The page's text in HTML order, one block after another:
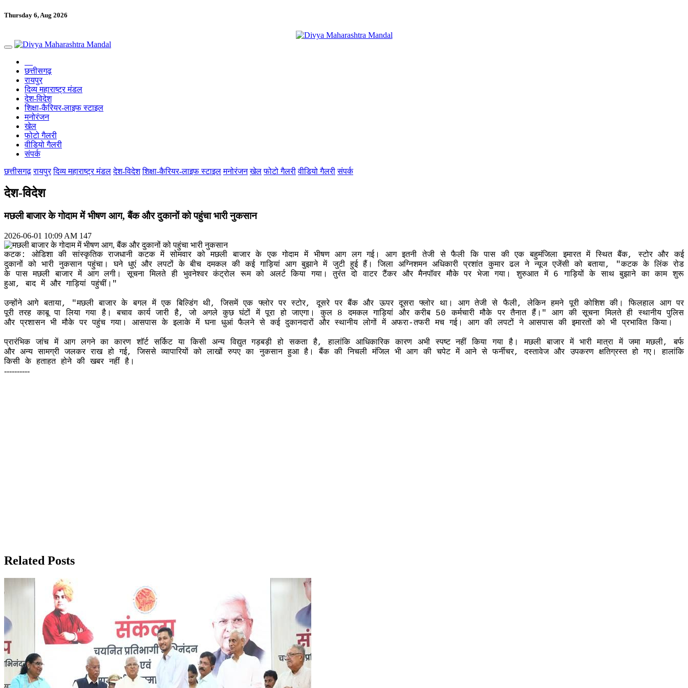
Thursday 6, Aug 2026
छत्तीसगढ़
रायपुर
दिव्य महाराष्ट्र मंडल
देश-विदेश
शिक्षा-कैरियर-लाइफ स्टाइल
मनोरंजन
खेल
फोटो गैलरी
वीडियो गैलरी
संपर्क
छत्तीसगढ़ रायपुर दिव्य महाराष्ट्र मंडल देश-विदेश शिक्षा-कैरियर-लाइफ स्टाइल मनोरंजन खेल फोटो गैलरी वीडियो गैलरी संपर्क
देश-विदेश
मछली बाजार के गोदाम में भीषण आग, बैंक और दुकानों को पहुंचा भारी नुकसान
2026-06-01 10:09 AM 147
कटक: ओडिशा की सांस्कृतिक राजधानी कटक में सोमवार को मछली बाजार के एक गोदाम में भीषण आग लग गई। आग इतनी तेजी से फैली कि पास की एक बहुमंजिला इमारत में स्थित बैंक, स्टोर और कई
दुकानों को भारी नुकसान पहुंचा। घने धुएं और लपटों के बीच दमकल की कई गाड़ियां आग बुझाने में जुटी हुई हैं। जिला अग्निशमन अधिकारी प्रशांत कुमार ढल ने न्यूज एजेंसी को बताया, "कटक के लिंक रोड
के पास मछली बाजार में आग लगी। सूचना मिलते ही भुवनेश्वर कंट्रोल रूम को अलर्ट किया गया। तुरंत दो वाटर टैंकर और मैनपॉवर मौके पर भेजा गया। शुरुआत में 6 गाड़ियों के साथ बुझाने का काम शुरू
हुआ, बाद में और गाड़ियां पहुंचीं।"
उन्होंने आगे बताया, "मछली बाजार के बगल में एक बिल्डिंग थी, जिसमें एक फ्लोर पर स्टोर, दूसरे पर बैंक और ऊपर दूसरा फ्लोर था। आग तेजी से फैली, लेकिन हमने पूरी कोशिश की। फिलहाल आग पर
पूरी तरह काबू पा लिया गया है। बचाव कार्य जारी है, जो अगले कुछ घंटों में पूरा हो जाएगा। कुल 8 दमकल गाड़ियां और करीब 50 कर्मचारी मौके पर तैनात हैं।" आग की सूचना मिलते ही स्थानीय पुलिस
और प्रशासन भी मौके पर पहुंच गया। आसपास के इलाके में घना धुआं फैलने से कई दुकानदारों और स्थानीय लोगों में अफरा-तफरी मच गई। आग की लपटों ने आसपास की इमारतों को भी प्रभावित किया।
प्रारंभिक जांच में आग लगने का कारण शॉर्ट सर्किट या किसी अन्य विद्युत गड़बड़ी हो सकता है, हालांकि आधिकारिक कारण अभी स्पष्ट नहीं किया गया है। मछली बाजार में भारी मात्रा में जमा मछली, बर्फ
और अन्य सामग्री जलकर राख हो गई, जिससे व्यापारियों को लाखों रुपए का नुकसान हुआ है। बैंक की निचली मंजिल भी आग की चपेट में आने से फर्नीचर, दस्तावेज और उपकरण क्षतिग्रस्त हो गए। हालांकि
किसी के हताहत होने की खबर नहीं है।
----------
Related Posts